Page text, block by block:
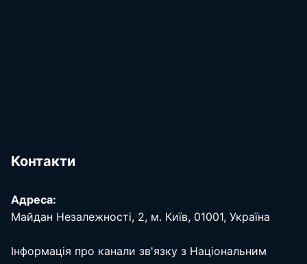
Контакти
Адреса:
Майдан Незалежності, 2, м. Київ, 01001, Україна
Інформація про канали зв'язку з Національним